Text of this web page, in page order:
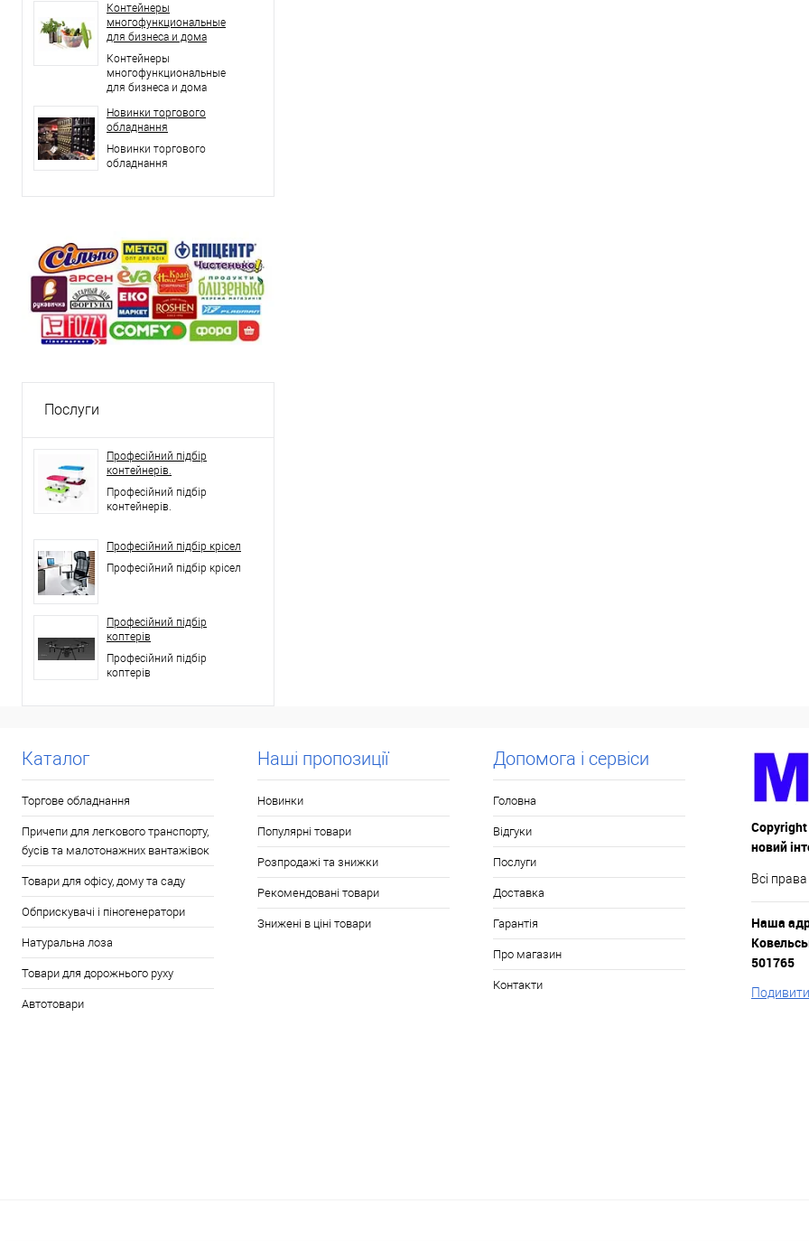
Контейнеры
многофункциональные
для бизнеса и дома
Контейнеры
многофункциональные
для бизнеса и дома
Новинки торгового
обладнання
Новинки торгового
обладнання
Послуги
Професійний підбір
контейнерів.
Професійний підбір
контейнерів.
Професійний підбір крісел
Професійний підбір крісел
Професійний підбір
коптерів
Професійний підбір
коптерів
Каталог
Торгове обладнання
Причепи для легкового транспорту,
бусів та малотонажних вантажівок
Товари для офісу, дому та саду
Обприскувачі і піногенератори
Натуральна лоза
Товари для дорожнього руху
Автотовари
Наші пропозиції
Новинки
Популярні товари
Розпродажі та знижки
Рекомендовані товари
Знижені в ціні товари
Допомога і сервіси
Головна
Відгуки
Послуги
Доставка
Гарантія
Про магазин
Контакти
новий
Всі
Наша
501765